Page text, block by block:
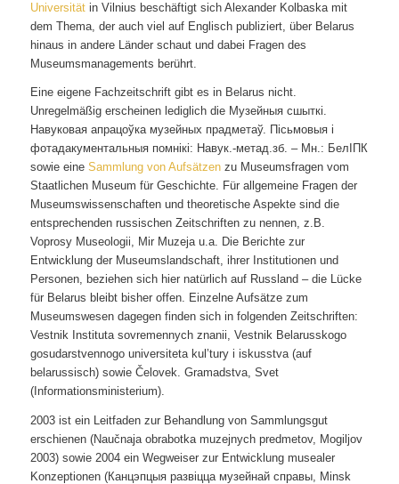
Universitätin Vilnius beschäftigt sich Alexander Kolbaska mit
dem Thema, der auch viel auf Englisch publiziert, über Belarus
hinaus in andere Länder schaut und dabei Fragen des
Museumsmanagements berührt.
Eine eigene Fachzeitschrift gibt es in Belarus nicht.
Unregelmäßig erscheinen lediglich die Музейныя сшыткi.
Навуковая апрацоўка музейных прадметаў. Пiсьмовыя i
фотадакументальныя помнiкi: Навук.-метад.зб. – Мн.: БелIПК
sowie eine Sammlung von Aufsätzenzu Museumsfragen vom
Staatlichen Museum für Geschichte. Für allgemeine Fragen der
Museumswissenschaften und theoretische Aspekte sind die
entsprechenden russischen Zeitschriften zu nennen, z.B.
Voprosy Museologii, Mir Muzeja u.a. Die Berichte zur
Entwicklung der Museumslandschaft, ihrer Institutionen und
Personen, beziehen sich hier natürlich auf Russland – die Lücke
für Belarus bleibt bisher offen. Einzelne Aufsätze zum
Museumswesen dagegen finden sich in folgenden Zeitschriften:
Vestnik Instituta sovremennych znanii, Vestnik Belarusskogo
gosudarstvennogo universiteta kul’tury i iskusstva (auf
belarussisch) sowie Čelovek. Gramadstva, Svet
(Informationsministerium).
2003 ist ein Leitfaden zur Behandlung von Sammlungsgut
erschienen (Naučnaja obrabotka muzejnych predmetov, Mogiljov
2003) sowie 2004 ein Wegweiser zur Entwicklung musealer
Konzeptionen (Канцэпцыя развiцца музейнай справы, Minsk